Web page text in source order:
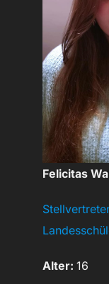
Felicitas
Alter: 16